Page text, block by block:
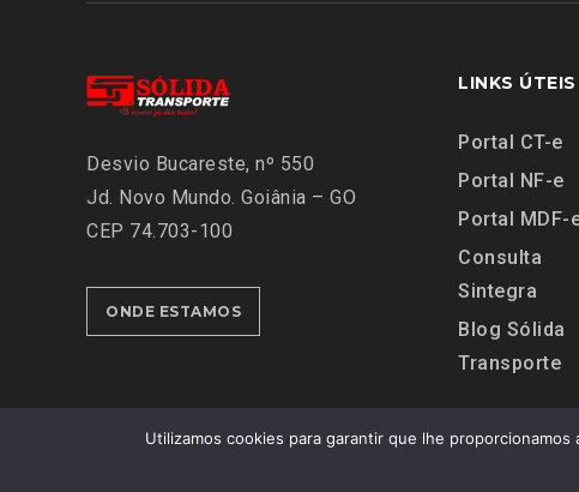
Desvio Bucareste, nº 550
Jd. Novo Mundo. Goiânia – GO
CEP 74.703-100
ONDE ESTAMOS
LINKS ÚTEIS
Portal CT-e
Portal NF-e
Portal MDF-
Consulta
Sintegra
Blog Sólida
Transporte
Utilizamos cookies para garantir que lhe